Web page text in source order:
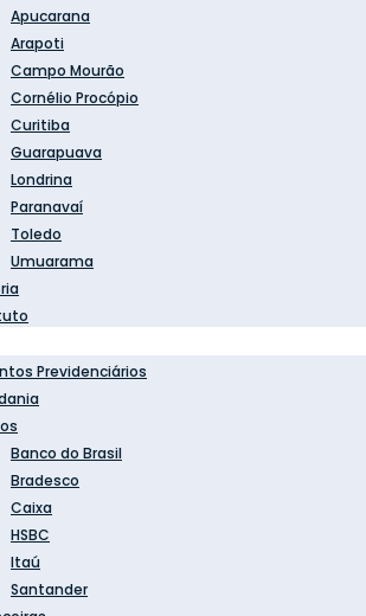
Apucarana
Arapoti
Campo Mourão
Cornélio Procópio
Curitiba
Guarapuava
Londrina
Paranavaí
Toledo
Umuarama
Previdenciários
Banco do Brasil
Bradesco
Caixa
HSBC
Itaú
Santander